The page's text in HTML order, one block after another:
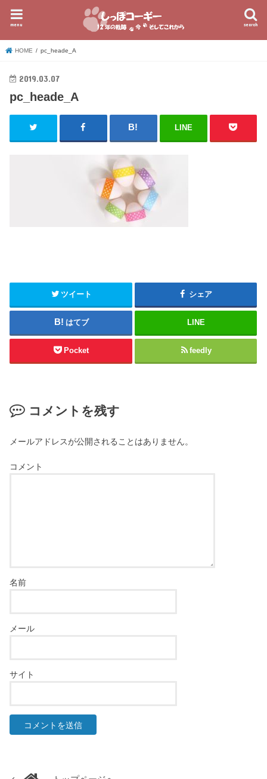
search
menu
HOME pc_heade_A
2019.03.07
pc_heade_A
LINE
ツイート シェア
はてブ LINE
Pocket feedly
コメントを残す
メールアドレスが公開されることはありません。
コメント
名前
メール
サイト